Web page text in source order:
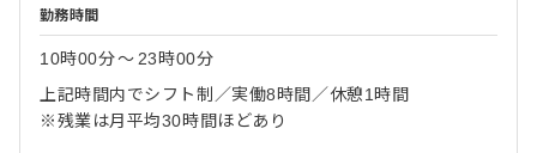
勤務時間
10時00分〜 23時00分
上記時間内でシフト制／実働8時間／休憩1時間
※残業は月平均30時間ほどあり